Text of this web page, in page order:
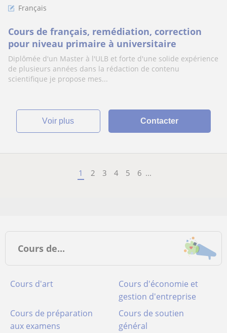
Français
Cours de français, remédiation, correction
pour niveau primaire à universitaire
Diplômée d'un Master à l'ULB et forte d'une solide expérience
de plusieurs années dans la rédaction de contenu
scientifique je propose mes...
voir plus Contacter
1 2 3 4 5 6 ...
Cours de...
Cours d'art
Cours d'économie et
gestion d'entreprise
Cours de préparation
aux examens
Cours de soutien
général